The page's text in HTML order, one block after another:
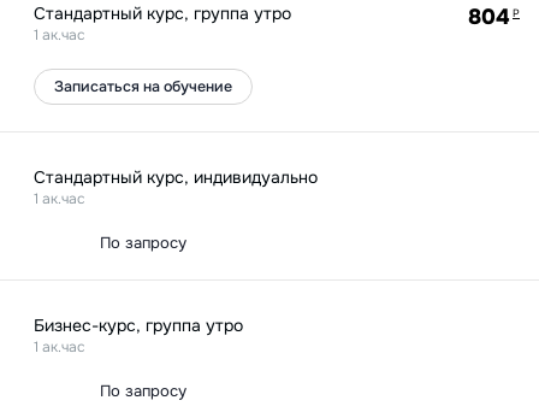
Стандартный курс, группа утро
1 ак.час
804 Р
Записаться на обучение
Стандартный курс, индивидуально
1 ак.час
По запросу
Бизнес-курс, группа утро
1 ак.час
По запросу